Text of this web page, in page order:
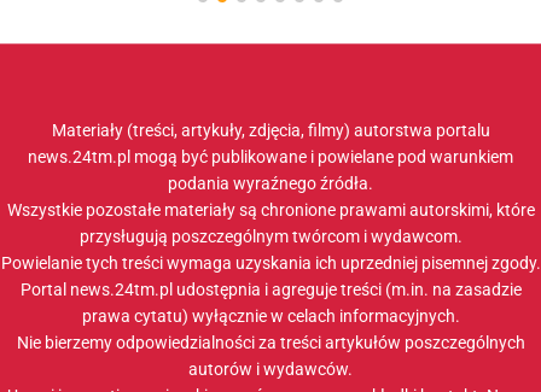
Materiały (treści, artykuły, zdjęcia, filmy) autorstwa portalu
news.24tm.pl mogą być publikowane i powielane pod warunkiem
podania wyraźnego źródła.
Wszystkie pozostałe materiały są chronione prawami autorskimi, które
przysługują poszczególnym twórcom i wydawcom.
Powielanie tych treści wymaga uzyskania ich uprzedniej pisemnej zgody.
Portal news.24tm.pl udostępnia i agreguje treści (m.in. na zasadzie
prawa cytatu) wyłącznie w celach informacyjnych.
Nie bierzemy odpowiedzialności za treści artykułów poszczególnych
autorów i wydawców.